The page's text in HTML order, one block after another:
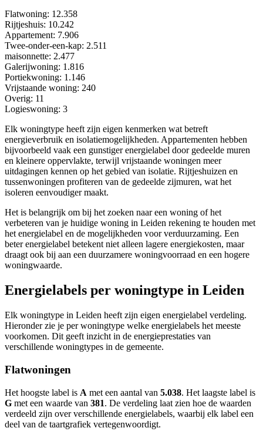
Flatwoning: 12.358
Rijtjeshuis: 10.242
Appartement: 7.906
Twee-onder-een-kap: 2.511
maisonnette: 2.477
Galerijwoning: 1.816
Portiekwoning: 1.146
Vrijstaande woning: 240
Overig: 11
Logieswoning: 3
Elk woningtype heeft zijn eigen kenmerken wat betreft
energieverbruik en isolatiemogelijkheden. Appartementen hebben
bijvoorbeeld vaak een gunstiger energielabel door gedeelde muren
en kleinere oppervlakte, terwijl vrijstaande woningen meer
uitdagingen kennen op het gebied van isolatie. Rijtjeshuizen en
tussenwoningen profiteren van de gedeelde zijmuren, wat het
isoleren eenvoudiger maakt.
Het is belangrijk om bij het zoeken naar een woning of het
verbeteren van je huidige woning in Leiden rekening te houden met
het energielabel en de mogelijkheden voor verduurzaming. Een
beter energielabel betekent niet alleen lagere energiekosten, maar
draagt ook bij aan een duurzamere woningvoorraad en een hogere
woningwaarde.
Energielabels per woningtype in Leiden
Elk woningtype in Leiden heeft zijn eigen energielabel verdeling.
Hieronder zie je per woningtype welke energielabels het meeste
voorkomen. Dit geeft inzicht in de energieprestaties van
verschillende woningtypes in de gemeente.
Flatwoningen
Het hoogste label is A met een aantal van 5.038. Het laagste label is
G met een waarde van 381. De verdeling laat zien hoe de waarden
verdeeld zijn over verschillende energielabels, waarbij elk label een
deel van de taartgrafiek vertegenwoordigt.